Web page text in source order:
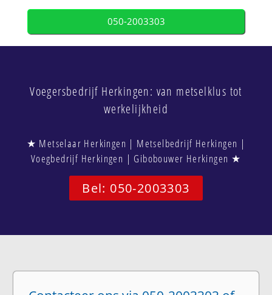
050-2003303
Voegersbedrijf Herkingen: van metselklus tot
werkelijkheid
★ Metselaar Herkingen | Metselbedrijf Herkingen |
Voegbedrijf Herkingen | Gibobouwer Herkingen ★
Bel: 050-2003303